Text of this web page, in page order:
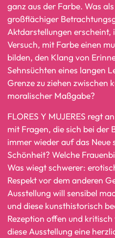
ganz aus der Farbe. Was
großflächiger
Aktdarstellungen
Versuch, mit Farbe einen
bilden, den Klang von
Sehnsüchten eines langen
Grenze zu ziehen zwischen
moralischer Maßgabe?
FLORES Y MUJERES regt
mit Fragen, die sich bei der
immer wieder auf das Neue
Schönheit? Welche
Was wiegt schwerer:
Respekt vor dem anderen
Ausstellung will sensibel
und diese kunsthistorisch
Rezeption offen und
diese Ausstellung eine